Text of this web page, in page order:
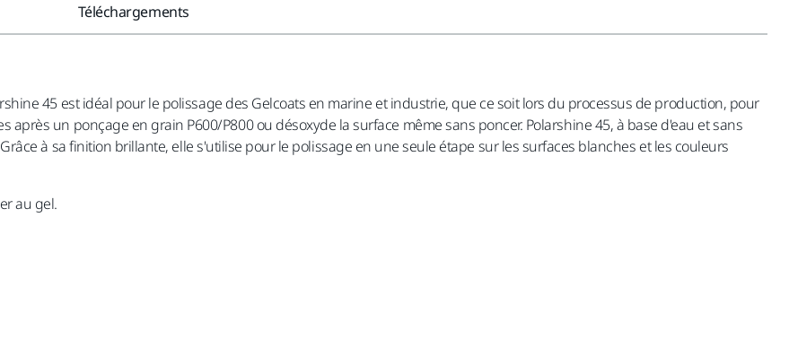
Téléchargements
45 est idéal pour le polissage des Gelcoats en marine et industrie, que ce soit lors du processus de production, pour
un ponçage en grain P600/P800 ou désoxyde la surface même sans poncer. Polarshine 45, à base d'eau et sans
à sa finition brillante, elle s'utilise pour le polissage en une seule étape sur les surfaces blanches et les couleurs
au gel.